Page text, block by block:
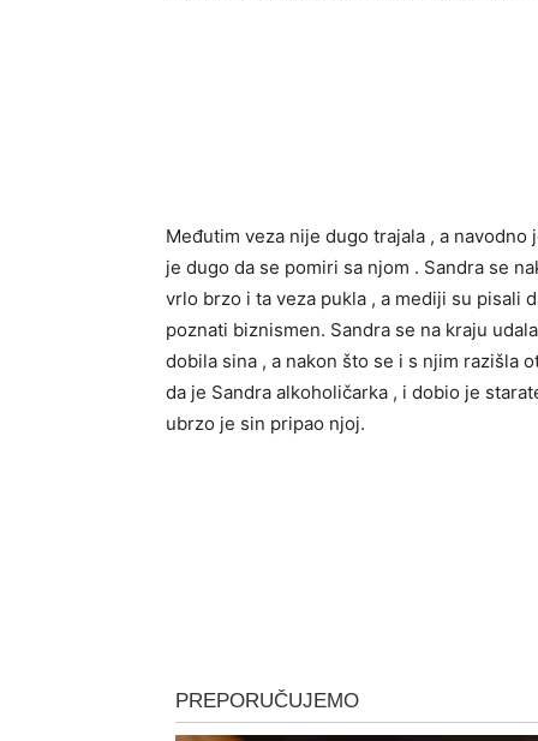
Međutim veza nije dugo trajala , a
je dugo da se pomiri sa njom . Sandra se
vrlo brzo i ta veza pukla , a mediji su pisali
poznati biznismen. Sandra se na kraju
dobila sina , a nakon što se i s njim razišla
da je Sandra alkoholičarka , i dobio je
ubrzo je sin pripao njoj.